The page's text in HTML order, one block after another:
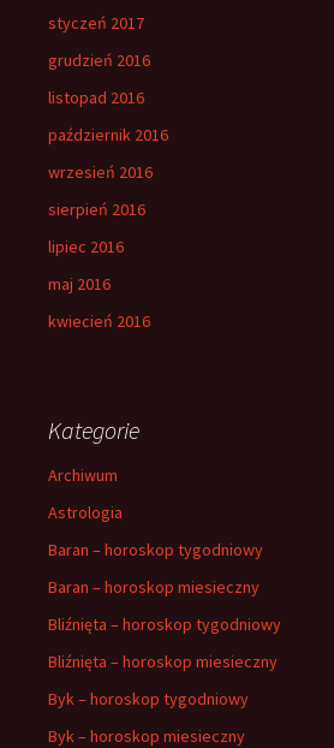
styczeń 2017
grudzień 2016
listopad 2016
październik 2016
wrzesień 2016
sierpień 2016
lipiec 2016
maj 2016
kwiecień 2016
Kategorie
Archiwum
Astrologia
Baran – horoskop tygodniowy
Baran – horoskop miesieczny
Bliźnięta – horoskop tygodniowy
Bliźnięta – horoskop miesieczny
Byk – horoskop tygodniowy
Byk – horoskop miesieczny